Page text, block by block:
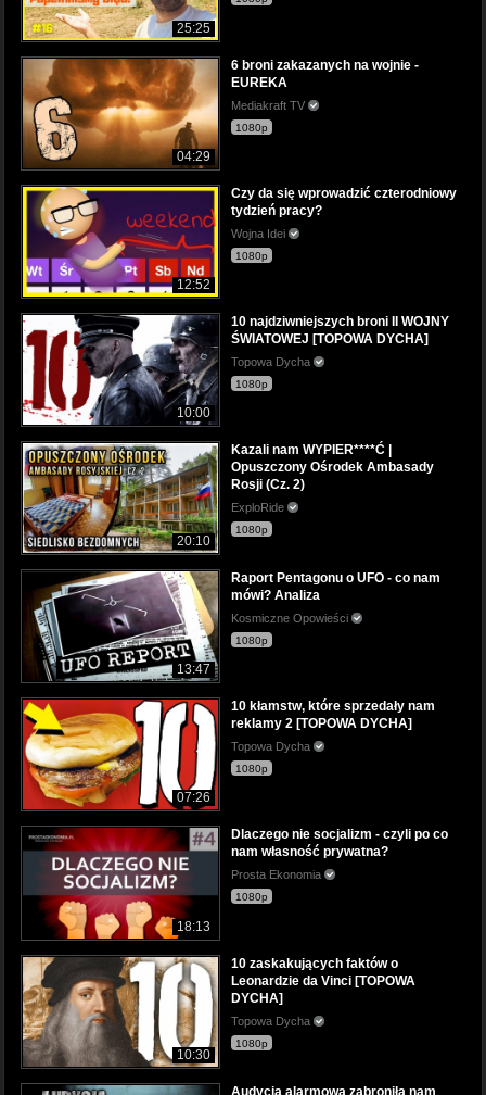
25:25
04:29
6 broni zakazanych na wojnie -
EUREKA
Mediakraft TV
1080p
12:52
Czy da się wprowadzić czterodniowy
tydzień pracy?
Wojna Idei
1080p
10:00
10 najdziwniejszych broni II WOJNY
ŚWIATOWEJ [TOPOWA DYCHA]
Topowa Dycha
1080p
20:10
Kazali nam WYPIER****Ć |
Opuszczony Ośrodek Ambasady
Rosji (Cz. 2)
ExploRide
1080p
13:47
Raport Pentagonu o UFO - co nam
mówi? Analiza
Kosmiczne Opowieści
1080p
07:26
10 kłamstw, które sprzedały nam
reklamy 2 [TOPOWA DYCHA]
Topowa Dycha
1080p
18:13
Dlaczego nie socjalizm - czyli po co
nam własność prywatna?
Prosta Ekonomia
1080p
10:30
10 zaskakujących faktów o
Leonardzie da Vinci [TOPOWA
DYCHA]
Topowa Dycha
1080p
Audycja alarmowa zabroniła nam